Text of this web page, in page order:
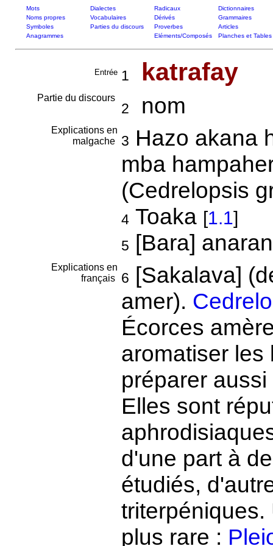
Mots Dialectes Radicaux
Dictionnaires
Noms propres
Vocabulaires Dérivés
Grammaires
Symboles
Parties du discours Proverbes
Articles
Anagrammes
Eléments/Composés Planches et Tables
Entrée 1 katrafay
Partie du discours
2 nom
Explications en
malgache
3 Hazo akana
mba
(Cedrelopsis
4Toaka [1.1]
5 [Bara]
Explications en
français
6 [Sakalava]
amer).
Écorces
aromatiser les
préparer
Elles sont
d'une part à
étudiés,
plus rare :